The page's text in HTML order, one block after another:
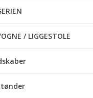
/ LIGGESTOLE